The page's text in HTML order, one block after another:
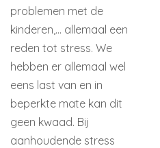
problemen met de
kinderen,... allemaal een
reden tot stress. We
hebben er allemaal wel
eens last van en in
beperkte mate kan dit
geen kwaad. Bij
aanhoudende stress